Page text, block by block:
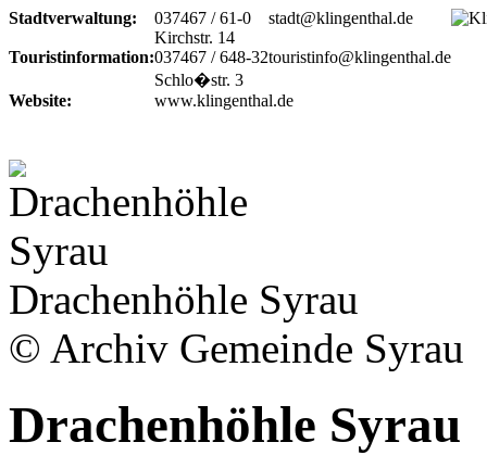
Stadtverwaltung:
037467 / 61-0
Kirchstr. 14
stadt@klingenthal.de
Touristinformation:037467 / 648-32
Schlo�str. 3
touristinfo@klingenthal.de
Website: www.klingenthal.de
Drachenhöhle Syrau
© Archiv Gemeinde Syrau
Drachenhöhle Syrau